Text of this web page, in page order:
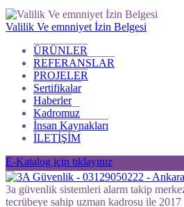
Valilik Ve emnniyet İzin Belgesi
ÜRÜNLER
REFERANSLAR
PROJELER
Sertifikalar
Haberler
Kadromuz
İnsan Kaynakları
İLETİŞİM
E-Katalog için tıklayınız
3a güvenlik sistemleri alarm takip
tecrübeye sahip uzman kadrosu ile 2017